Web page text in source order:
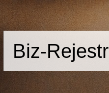
Biz-Rejestr